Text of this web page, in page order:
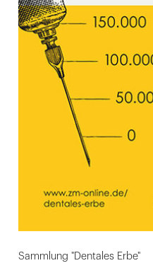
Sammlung "Dentales Erbe"